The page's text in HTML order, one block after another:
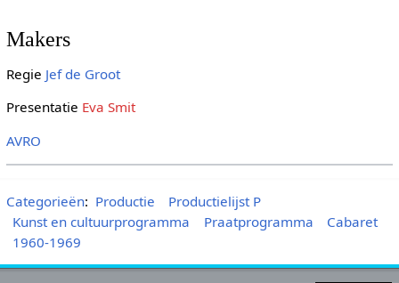
Makers
Regie Jef de Groot
Presentatie Eva Smit
AVRO
Categorieën: Productie
Productielijst P
Kunst en cultuurprogramma
Praatprogramma
Cabaret
1960-1969